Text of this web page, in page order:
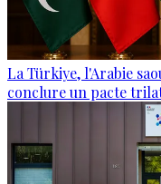
La Türkiye, l'Arabie
conclure un pacte